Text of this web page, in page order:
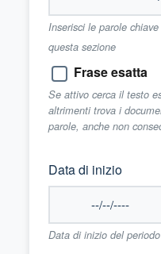
Inserisci le parole
questa sezione
Frase esatta
Se attivo cerca il testo
altrimenti trova i
parole, anche non
Data di inizio
Data di inizio del